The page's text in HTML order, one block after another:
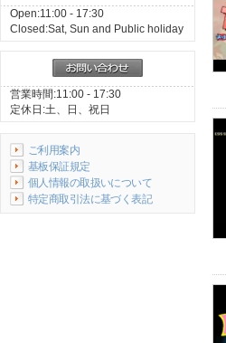
Open:11:00 - 17:30
Closed:Sat, Sun and Public holiday
営業時間:11:00 - 17:30
定休日:土、日、祝日
ご利用案内
基板保証規定
個人情報の取扱いについて
特定商取引法に基づく表記